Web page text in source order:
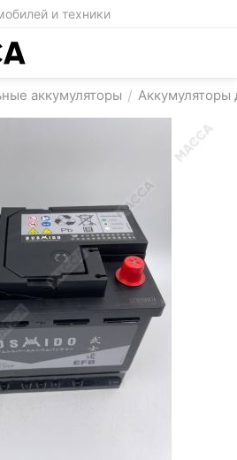
и техники
аккумуляторы / Аккумуляторы